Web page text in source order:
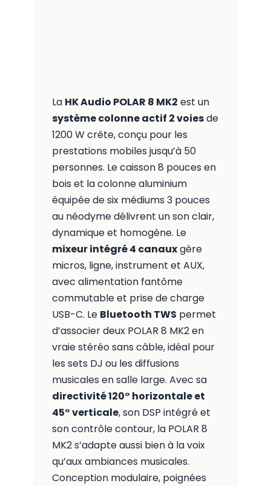
La HK Audio POLAR 8 MK2 est un
système colonne actif 2 voiesde
1200 W crête, conçu pour les
prestations mobiles jusqu’à 50
personnes. Le caisson 8 pouces en
bois et la colonne aluminium
équipée de six médiums 3 pouces
au néodyme délivrent un son clair,
dynamique et homogène. Le
mixeur intégré 4 canauxgère
micros, ligne, instrument et AUX,
avec alimentation fantôme
commutable et prise de charge
USB-C. Le Bluetooth TWS permet
d’associer deux POLAR 8 MK2 en
vraie stéréo sans câble, idéal pour
les sets DJ ou les diffusions
musicales en salle large. Avec sa
directivité 120° horizontale et
45° verticale, son DSP intégré et
son contrôle contour, la POLAR 8
MK2 s’adapte aussi bien à la voix
qu’aux ambiances musicales.
Conception modulaire, poignées